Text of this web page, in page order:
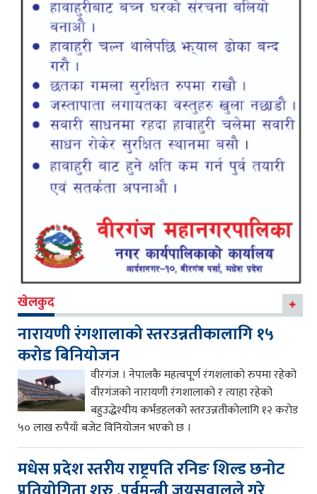
खेलकुद
नारायणी रंगशालाको स्तरउन्नतीकालागि १५
करोड बिनियोजन
वीरगंज । नेपालकै महत्वपूर्ण रंगशलाको रुपमा रहेको
वीरगंजको नारायणी रंगशालाको र त्याहा रहेको
बहुउद्धेश्यीय कर्भडहलको स्तरउन्नतीकोलागि १२ करोड
५० लाख रुपैयाँ बजेट विनियोजन भएको छ ।
मधेस प्रदेश स्तरीय राष्ट्रपति रनिङ शिल्ड छनोट